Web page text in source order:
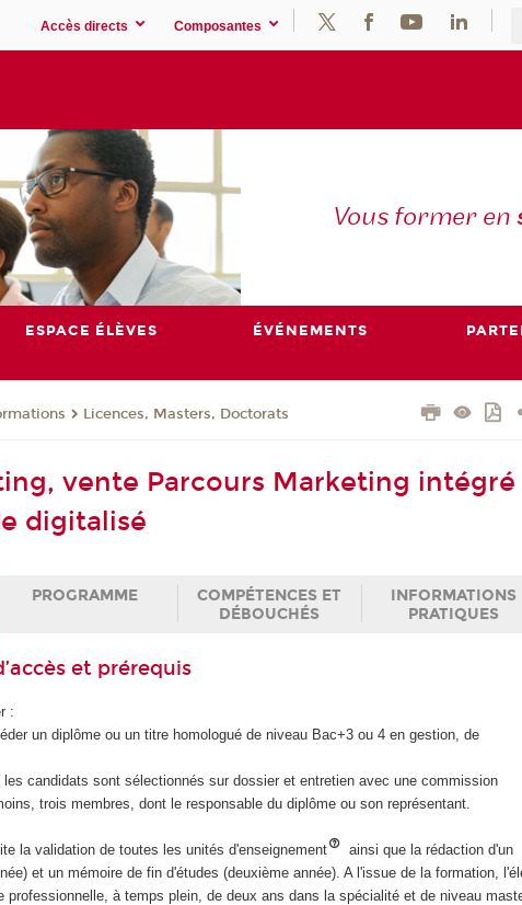
Accès directs Composantes
Vous former en
ESPACE ÉLÈVES ÉVÉNEMENTS
Licences, Masters, Doctorats
vente Parcours Marketing intégré
digitalisé
PROGRAMME
COMPÉTENCES ET
DÉBOUCHÉS
INFORMATIONS
PRATIQUES
et prérequis
:
un diplôme ou un titre homologué de niveau Bac+3 ou 4 en gestion, de
candidats sont sélectionnés sur dossier et entretien avec une commission
trois membres, dont le responsable du diplôme ou son représentant.
la validation de toutes les unités d'enseignement
ainsi que la rédaction d'un
et un mémoire de fin d'études (deuxième année). A l'issue de la formation,
professionnelle, à temps plein, de deux ans dans la spécialité et de niveau